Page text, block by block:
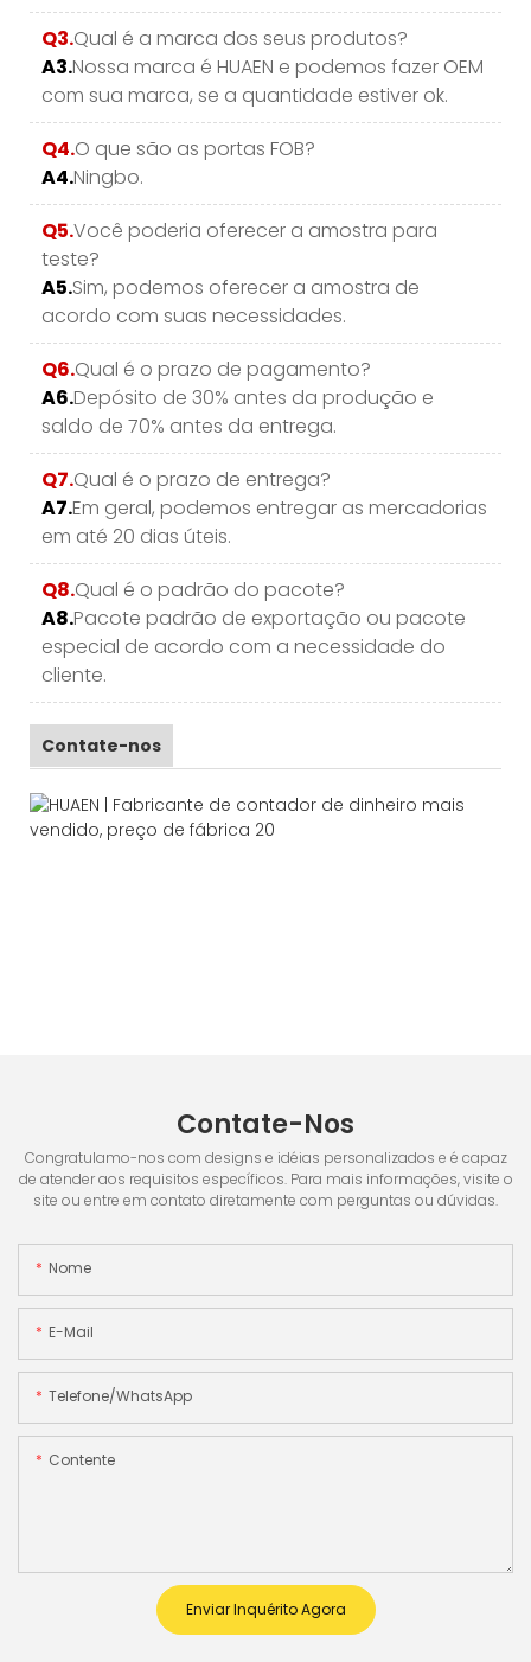
Q3.Qual é a marca dos seus produtos?
A3.Nossa marca é HUAEN e podemos fazer OEM
com sua marca, se a quantidade estiver ok.
Q4.O que são as portas FOB?
A4.Ningbo.
Q5.Você poderia oferecer a amostra para
teste?
A5.Sim, podemos oferecer a amostra de
acordo com suas necessidades.
Q6.Qual é o prazo de pagamento?
A6.Depósito de 30% antes da produção e
saldo de 70% antes da entrega.
Q7.Qual é o prazo de entrega?
A7.Em geral, podemos entregar as mercadorias
em até 20 dias úteis.
Q8.Qual é o padrão do pacote?
A8.Pacote padrão de exportação ou pacote
especial de acordo com a necessidade do
cliente.
Contate-nos
Contate-Nos
Congratulamo-nos com designs e idéias personalizados e é capaz
de atender aos requisitos específicos. Para mais informações, visite o
site ou entre em contato diretamente com perguntas ou dúvidas.
Nome
E-Mail
Telefone/WhatsApp
Contente
Enviar Inquérito Agora